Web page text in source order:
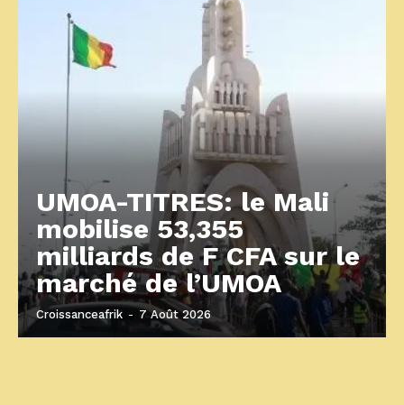
UMOA-TITRES: le Mali
mobilise 53,355
milliards de F CFA sur le
marché de l’UMOA
Croissanceafrik - 7 Août 2026